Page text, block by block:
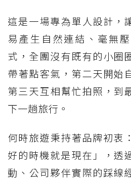
這是一場專為單人設計，
易產生自然連結、毫無
式，全團沒有既有的小圈
帶著點客氣，第二天開始
第三天互相幫忙拍照，到
下一趟旅行。
何時旅遊秉持著品牌初衷
好的時機就是現在」，透
動、公司夥伴實際的踩線